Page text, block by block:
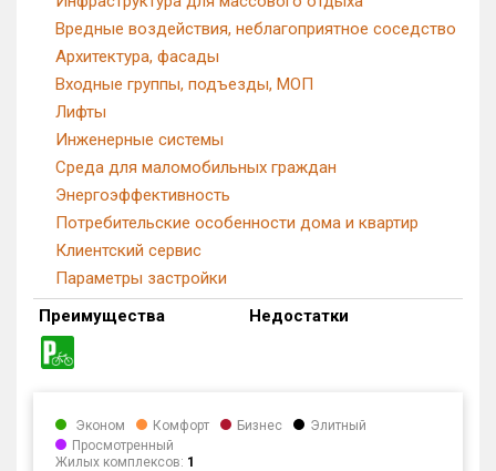
Вредные воздействия, неблагоприятное соседство
Архитектура, фасады
Входные группы, подъезды, МОП
Лифты
Инженерные системы
Среда для маломобильных граждан
Энергоэффективность
Потребительские особенности дома и квартир
Клиентский сервис
Параметры застройки
Преимущества
Недостатки
Эконом Комфорт Бизнес
Элитный
Просмотренный
Жилых комплексов: 1